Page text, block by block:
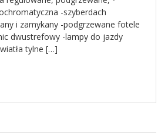
-szyberdach
i zamykany -podgrzewane fotele
dwustrefowy -lampy do jazdy
tylne […]